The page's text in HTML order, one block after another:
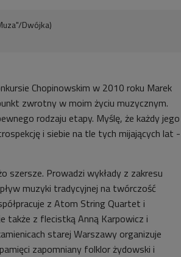
Dwójka)
Chopinowskim w 2010 roku Marek
zwrotny w moim życiu muzycznym.
rodzaju etapy. Myślę, że każdy jego
i siebie na tle tych mijających lat -
szersze. Prowadzi wykłady z zakresu
muzyki tradycyjnej na twórczość
z Atom String Quartet i
także z flecistką Anną Karpowicz i
starej Warszawy organizuje
zapomniany folklor żydowski i